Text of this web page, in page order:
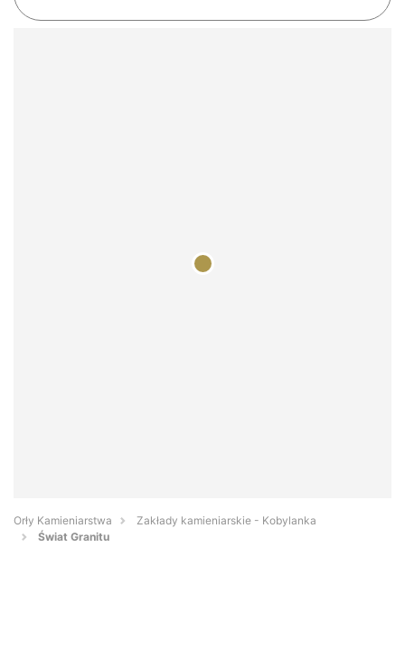
Orły Kamieniarstwa
Zakłady kamieniarskie - Kobylanka
Świat Granitu